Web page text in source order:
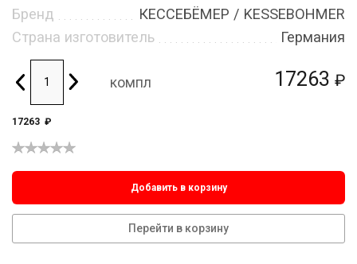
17263 ₽
Бренд
КЕССЕБЁМЕР / KESSEBOHMER
Страна изготовитель
Германия
компл
17263 ₽
Добавить в корзину
Перейти в корзину